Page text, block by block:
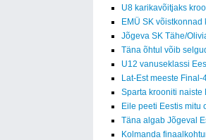
U8 karikavõitjaks
EMÜ SK
Jõgeva SK Tähe/
Täna õhtul võib
U12 vanuseklassi
Lat-Est meeste
Sparta krooniti naiste
Eile peeti Eestis mitu
Täna algab Jõgeval
Kolmanda